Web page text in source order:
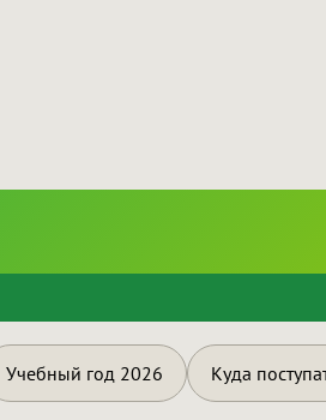
Учебный год 2026 Куда